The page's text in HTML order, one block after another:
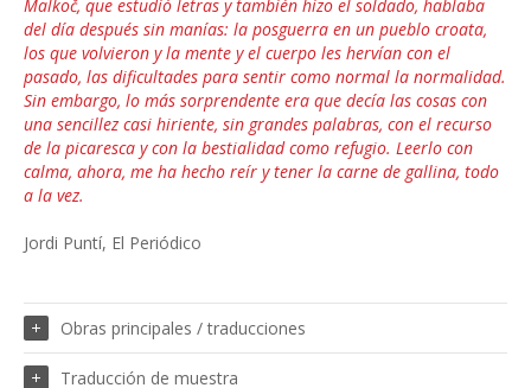
Malkoč, que estudió letras y también hizo el soldado, hablaba
del día después sin manías: la posguerra en un pueblo croata,
los que volvieron y la mente y el cuerpo les hervían con el
pasado, las dificultades para sentir como normal la normalidad.
Sin embargo, lo más sorprendente era que decía las cosas con
una sencillez casi hiriente, sin grandes palabras, con el recurso
de la picaresca y con la bestialidad como refugio. Leerlo con
calma, ahora, me ha hecho reír y tener la carne de gallina, todo
a la vez.
Jordi Puntí, El Periódico
Obras principales / traducciones
Traducción de muestra